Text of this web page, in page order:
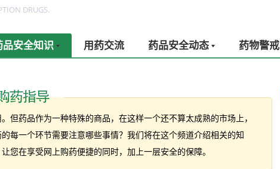
DRUGS.
品安全知识 用药交流 药品安全动态 药物警戒
但药品作为一种特殊的商品，在这样一个还不算太成熟的市场上，
每一个环节需要注意哪些事情？我们将在这个频道介绍相关的知
您在享受网上购药便捷的同时，加上一层安全的保障。